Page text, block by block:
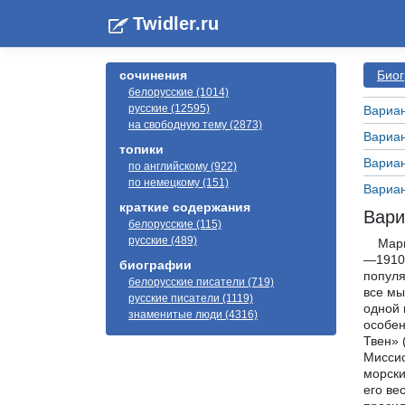
Twidler.ru
сочинения
белорусские (1014)
русские (12595)
на свободную тему (2873)
топики
по английскому (922)
по немецкому (151)
краткие содержания
белорусские (115)
русские (489)
биографии
белорусские писатели (719)
русские писатели (1119)
знаменитые люди (4316)
Марк Твен (англ. Mark Twain, псевдоним, настоящее имя Samuel Langhorne Clemens — Сэмюэл Лэнгхорн Клеменс; 1835—1910) — выдающийся американский писатель, сатирик, журналист и лектор. На пике карьеры он был, вероятно, самой популярной фигурой в Америке. Уильям Фолкнер писал, что он был «первым по-настоящему американским писателем, и все мы с тех пор — его наследники», а Эрнест Хемингуэй писал, что «вся современная американская